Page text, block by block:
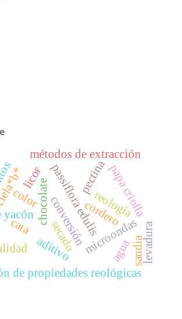
passiflora edulis
métodos de extracción
pectina
aditivo
yacón reología
chocolate
de propiedades reológicas
conversióncordero
color
microondas
papa criolla
secado levadura
licor
sandia
agua
cata